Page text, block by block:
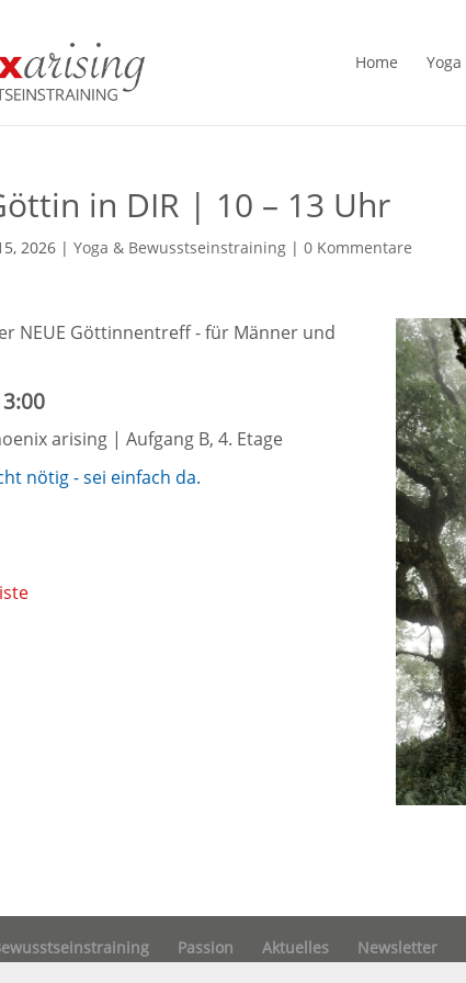
Home Yoga
in DIR | 10 – 13 Uhr
2026 |Yoga & Bewusstseinstraining |0 Kommentare
NEUE Göttinnentreff - für Männer und
arising | Aufgang B, 4. Etage
nötig - sei einfach da.
Passion Aktuelles Newsletter